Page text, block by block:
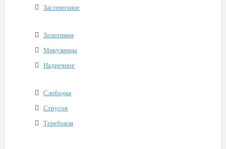
Застеночное
Золотники
Микулинцы
Надречное
Слободка
Струсов
Теребовля